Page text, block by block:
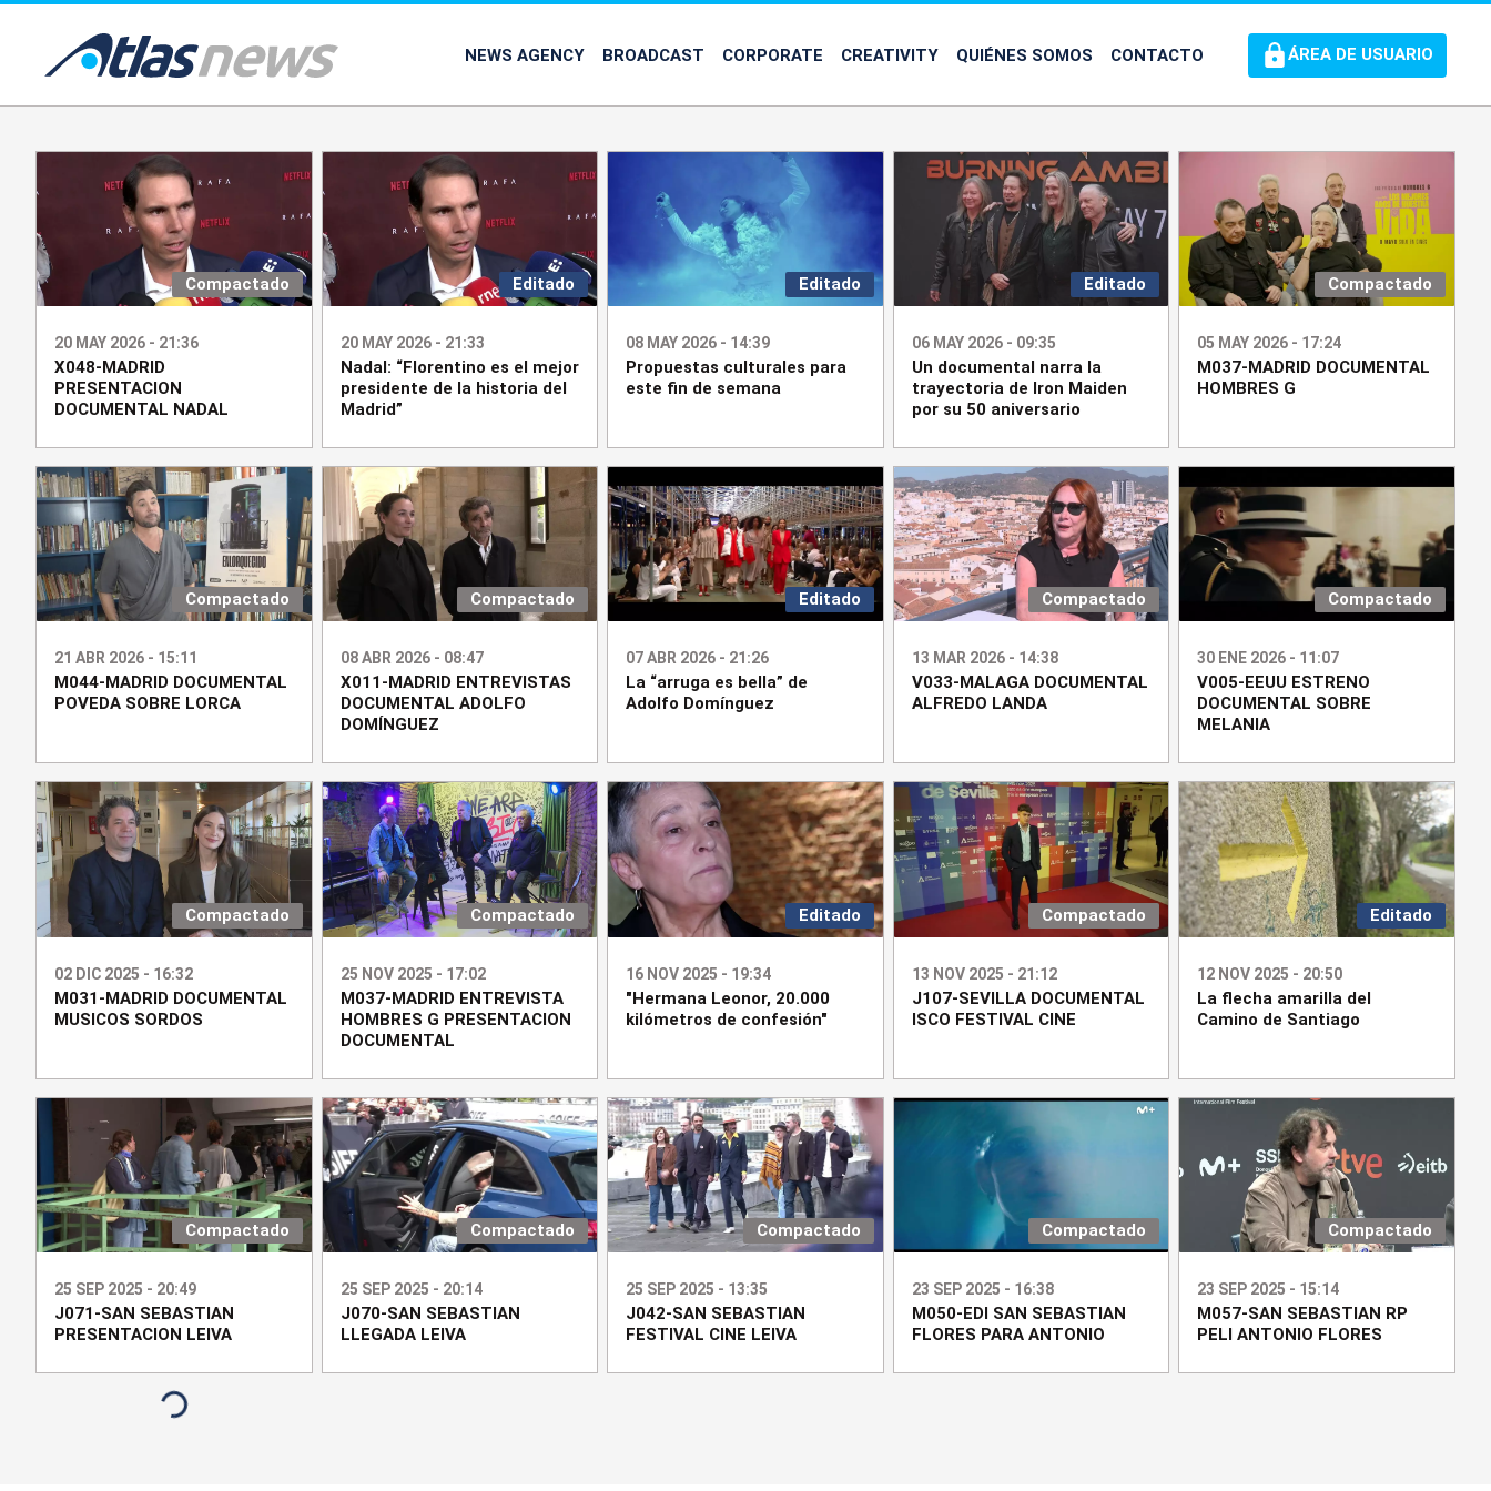
common.go-to-content
NEWS AGENCY BROADCAST CORPORATE CREATIVITY QUIÉNES SOMOS CONTACTO ÁREA DE USUARIO
Compactado
20 MAY 2026 - 21:36
X048-MADRID
PRESENTACION
DOCUMENTAL NADAL
Editado
20 MAY 2026 - 21:33
Nadal: “Florentino es el mejor
presidente de la historia del
Madrid”
Editado
08 MAY 2026 - 14:39
Propuestas culturales para
este fin de semana
Editado
06 MAY 2026 - 09:35
Un documental narra la
trayectoria de Iron Maiden
por su 50 aniversario
Compactado
05 MAY 2026 - 17:24
M037-MADRID DOCUMENTAL
HOMBRES G
Compactado
21 ABR 2026 - 15:11
M044-MADRID DOCUMENTAL
POVEDA SOBRE LORCA
Compactado
08 ABR 2026 - 08:47
X011-MADRID ENTREVISTAS
DOCUMENTAL ADOLFO
DOMÍNGUEZ
Editado
07 ABR 2026 - 21:26
La “arruga es bella” de
Adolfo Domínguez
Compactado
13 MAR 2026 - 14:38
V033-MALAGA DOCUMENTAL
ALFREDO LANDA
Compactado
30 ENE 2026 - 11:07
V005-EEUU ESTRENO
DOCUMENTAL SOBRE
MELANIA
Compactado
02 DIC 2025 - 16:32
M031-MADRID DOCUMENTAL
MUSICOS SORDOS
Compactado
25 NOV 2025 - 17:02
M037-MADRID ENTREVISTA
HOMBRES G PRESENTACION
DOCUMENTAL
Editado
16 NOV 2025 - 19:34
"Hermana Leonor, 20.000
kilómetros de confesión"
Compactado
13 NOV 2025 - 21:12
J107-SEVILLA DOCUMENTAL
ISCO FESTIVAL CINE
Editado
12 NOV 2025 - 20:50
La flecha amarilla del
Camino de Santiago
Compactado
25 SEP 2025 - 20:49
J071-SAN SEBASTIAN
PRESENTACION LEIVA
Compactado
25 SEP 2025 - 20:14
J070-SAN SEBASTIAN
LLEGADA LEIVA
Compactado
25 SEP 2025 - 13:35
J042-SAN SEBASTIAN
FESTIVAL CINE LEIVA
Compactado
23 SEP 2025 - 16:38
M050-EDI SAN SEBASTIAN
FLORES PARA ANTONIO
Compactado
23 SEP 2025 - 15:14
M057-SAN SEBASTIAN RP
PELI ANTONIO FLORES